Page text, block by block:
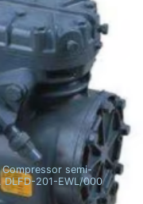
semi-
DLFD-201-EWL/000